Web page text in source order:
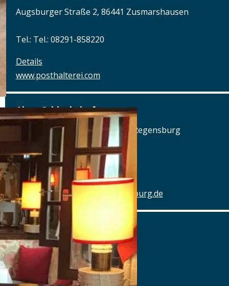
Augsburger Straße 2, 86441 Zusmarshausen
Tel.: Tel.: 08291-858220
Details
www.posthalterei.com
Alter Schlachthof
Am Alten Schlachthof 9, 93055 Regensburg
Tel.: Tel.: 0941-4637770
Details
www.hotel-schlachthof-regensburg.de
Alter Wirt
Marktplatz 1, 82031 Grünwald
Tel.: Tel.: 089-6419340